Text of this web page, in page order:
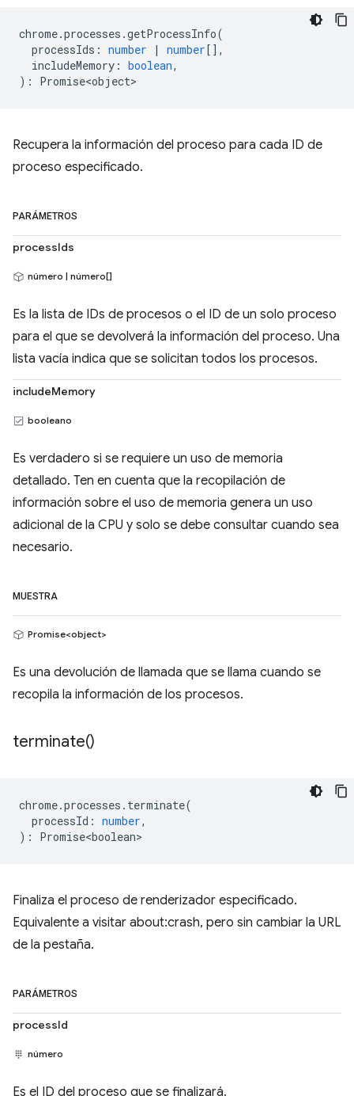
chrome.processes .getProcessInfo(
processIds : number | number[],
includeMemory : boolean,
) : Promise<object>
Recupera la información del proceso para cada ID de
proceso especificado.
PARÁMETROS
processIds
número | número[]
Es la lista de IDs de procesos o el ID de un solo proceso
para el que se devolverá la información del proceso. Una
lista vacía indica que se solicitan todos los procesos.
includeMemory
booleano
Es verdadero si se requiere un uso de memoria
detallado. Ten en cuenta que la recopilación de
información sobre el uso de memoria genera un uso
adicional de la CPU y solo se debe consultar cuando sea
necesario.
MUESTRA
Promise<object>
Es una devolución de llamada que se llama cuando se
recopila la información de los procesos.
terminate()
chrome.processes . terminate(
processId : number,
) : Promise<boolean>
Finaliza el proceso de renderizador especificado.
Equivalente a visitar about:crash, pero sin cambiar la URL
de la pestaña.
PARÁMETROS
processId
número
Es el ID del proceso que se finalizará.